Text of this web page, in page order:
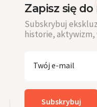
Zapisz się
Subskrybuj
historie, aktywizm,
Twój e-mail
Subskrybuj